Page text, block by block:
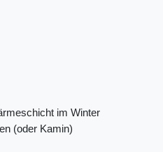
im Winter
(oder Kamin)